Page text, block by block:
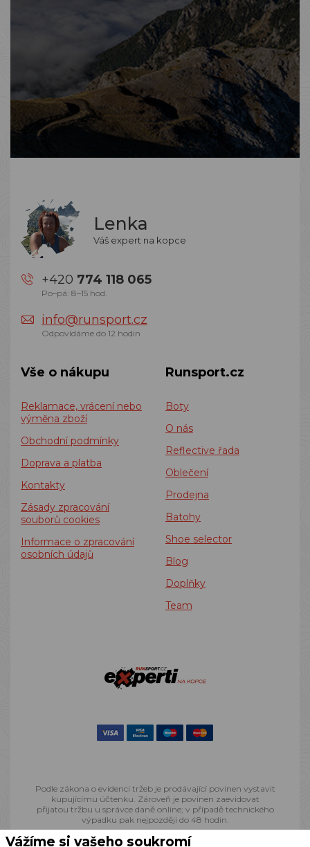
Lenka
Váš expert na kopce
+420 774 118 065
Po–pá: 8–15 hod.
info@runsport.cz
Odpovídáme do 12 hodin
Vše o nákupu
Reklamace, vrácení nebo
výměna zboží
Obchodní podmínky
Doprava a platba
Kontakty
Zásady zpracování
souborů cookies
Informace o zpracování
osobních údajů
Runsport.cz
Boty
O nás
Reflective řada
Oblečení
Prodejna
Batohy
Shoe selector
Blog
Doplňky
Team
Podle zákona o evidenci tržeb je prodávající povinen vystavit
kupujícímu účtenku. Zároveň je povinen zaevidovat
přijatou tržbu u správce daně online; v případě technického
výpadku pak nejpozději do 48 hodin.
Vážíme si vašeho soukromí